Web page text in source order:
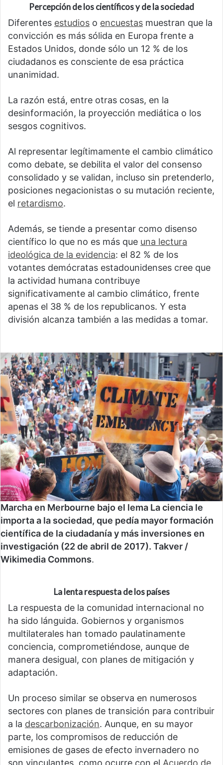
Percepción de los científicos y de la sociedad
Diferentes estudios o encuestas muestran que la
convicción es más sólida en Europa frente a
Estados Unidos, donde sólo un 12 % de los
ciudadanos es consciente de esa práctica
unanimidad.
La razón está, entre otras cosas, en la
desinformación, la proyección mediática o los
sesgos cognitivos.
Al representar legítimamente el cambio climático
como debate, se debilita el valor del consenso
consolidado y se validan, incluso sin pretenderlo,
posiciones negacionistas o su mutación reciente,
el retardismo.
Además, se tiende a presentar como disenso
científico lo que no es más que una lectura
ideológica de la evidencia: el 82 % de los
votantes demócratas estadounidenses cree que
la actividad humana contribuye
significativamente al cambio climático, frente
apenas el 38 % de los republicanos. Y esta
división alcanza también a las medidas a tomar.
Marcha en Merbourne bajo el lema La ciencia le
importa a la sociedad, que pedía mayor formación
científica de la ciudadanía y más inversiones en
investigación (22 de abril de 2017). Takver /
Wikimedia Commons.
La lenta respuesta de los países
La respuesta de la comunidad internacional no
ha sido lánguida. Gobiernos y organismos
multilaterales han tomado paulatinamente
conciencia, comprometiéndose, aunque de
manera desigual, con planes de mitigación y
adaptación.
Un proceso similar se observa en numerosos
sectores con planes de transición para contribuir
a la descarbonización. Aunque, en su mayor
parte, los compromisos de reducción de
emisiones de gases de efecto invernadero no
son vinculantes, como ocurre con el Acuerdo de